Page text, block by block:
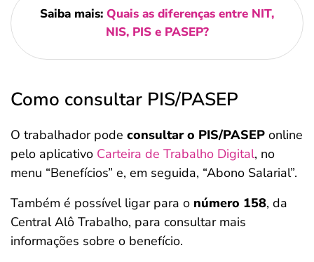
Saiba mais: Quais as diferenças entre NIT,
NIS, PIS e PASEP?
Como consultar PIS/PASEP
O trabalhador pode consultar o PIS/PASEP online
pelo aplicativo Carteira de Trabalho Digital, no
menu “Benefícios” e, em seguida, “Abono Salarial”.
Também é possível ligar para o número 158, da
Central Alô Trabalho, para consultar mais
informações sobre o benefício.